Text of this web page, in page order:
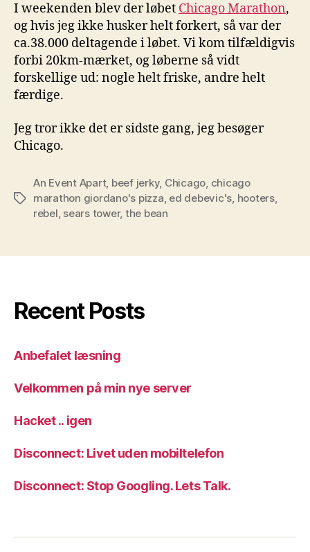
I weekenden blev der løbet Chicago Marathon,
og hvis jeg ikke husker helt forkert, så var der
ca.38.000 deltagende i løbet. Vi kom tilfældigvis
forbi 20km-mærket, og løberne så vidt
forskellige ud: nogle helt friske, andre helt
færdige.
Jeg tror ikke det er sidste gang, jeg besøger
Chicago.
Tags
An Event Apart, beef jerky, Chicago chicago
marathon giordano's pizza ed debevic's hooters,
rebel sears tower, the bean
Recent Posts
Anbefalet læsning
Velkommen på min nye server
Hacket .. igen
Disconnect: Livet uden mobiltelefon
Disconnect: Stop Googling. Lets Talk.